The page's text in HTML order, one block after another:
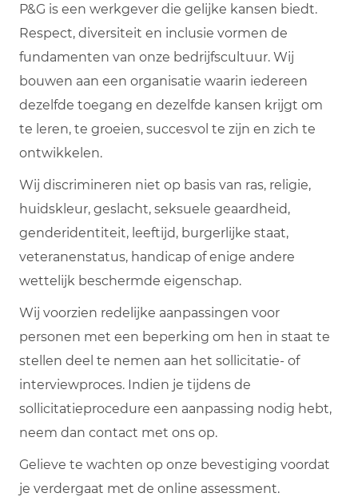
P&G is een werkgever die gelijke kansen biedt.
Respect, diversiteit en inclusie vormen de
fundamenten van onze bedrijfscultuur. Wij
bouwen aan een organisatie waarin iedereen
dezelfde toegang en dezelfde kansen krijgt om
te leren, te groeien, succesvol te zijn en zich te
ontwikkelen.
Wij discrimineren niet op basis van ras, religie,
huidskleur, geslacht, seksuele geaardheid,
genderidentiteit, leeftijd, burgerlijke staat,
veteranenstatus, handicap of enige andere
wettelijk beschermde eigenschap.
Wij voorzien redelijke aanpassingen voor
personen met een beperking om hen in staat te
stellen deel te nemen aan het sollicitatie- of
interviewproces. Indien je tijdens de
sollicitatieprocedure een aanpassing nodig hebt,
neem dan contact met ons op.
Gelieve te wachten op onze bevestiging voordat
je verdergaat met de online assessment.